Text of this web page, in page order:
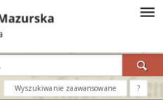
Wyszukiwanie zaawansowane ?